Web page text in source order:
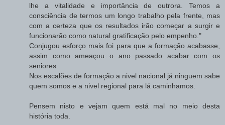
lhe a vitalidade e importância de outrora. Temos a
consciência de termos um longo trabalho pela frente, mas
com a certeza que os resultados irão começar a surgir e
funcionarão como natural gratificação pelo empenho."
Conjugou esforço mais foi para que a formação acabasse,
assim como ameaçou o ano passado acabar com os
seniores.
Nos escalões de formação a nivel nacional já ninguem sabe
quem somos e a nivel regional para lá caminhamos.
Pensem nisto e vejam quem está mal no meio desta
história toda.